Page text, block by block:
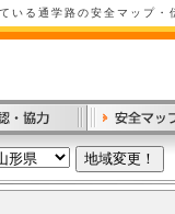
いる通学路の安全マップ